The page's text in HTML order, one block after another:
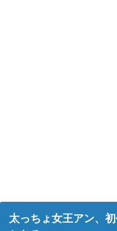
太っちょ女王アン、